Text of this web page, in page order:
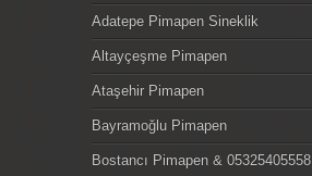
Adatepe Pimapen Sineklik
Altayçeşme Pimapen
Ataşehir Pimapen
Bayramoğlu Pimapen
Bostancı Pimapen & 05325405558